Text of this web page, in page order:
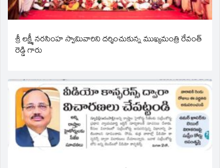
శ్రీ లక్ష్మీ నరసింహ స్వామివారిని దర్శించుకున్న ముఖ్యమంత్రి రేవంత్
రెడ్డి గారు